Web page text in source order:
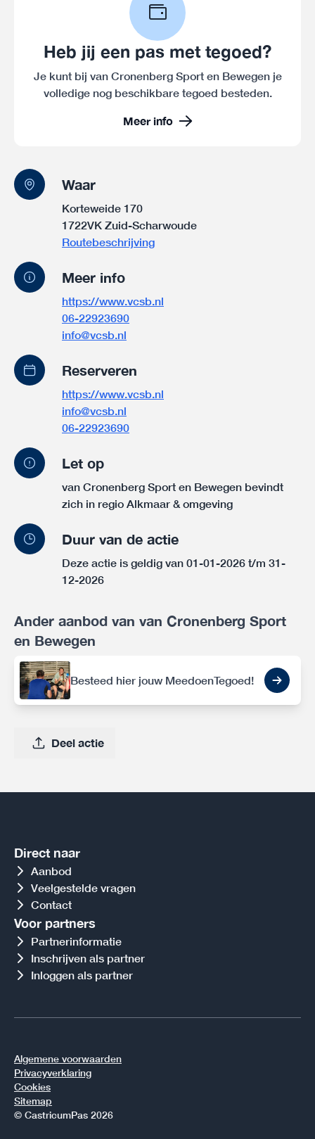
Heb jij een pas met tegoed?
Je kunt bij van Cronenberg Sport en Bewegen je
volledige nog beschikbare tegoed besteden.
Meer info
Waar
Korteweide 170
1722VK Zuid-Scharwoude
Routebeschrijving
Meer info
https://www.vcsb.nl
06-22923690
info@vcsb.nl
Reserveren
https://www.vcsb.nl
info@vcsb.nl
06-22923690
Let op
van Cronenberg Sport en Bewegen bevindt
zich in regio Alkmaar & omgeving
Duur van de actie
Deze actie is geldig van 01-01-2026 t/m 31-
12-2026
Ander aanbod van van Cronenberg Sport
en Bewegen
Besteed hier jouw MeedoenTegoed!
Deel actie
Direct naar
Aanbod
Veelgestelde vragen
Contact
Voor partners
Partnerinformatie
Inschrijven als partner
Inloggen als partner
Algemene voorwaarden
Privacyverklaring
Cookies
Sitemap
© CastricumPas 2026